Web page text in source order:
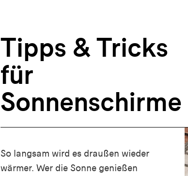
Tipps & Tricks
für
Sonnenschirme
So langsam wird es draußen wieder
wärmer. Wer die Sonne genießen